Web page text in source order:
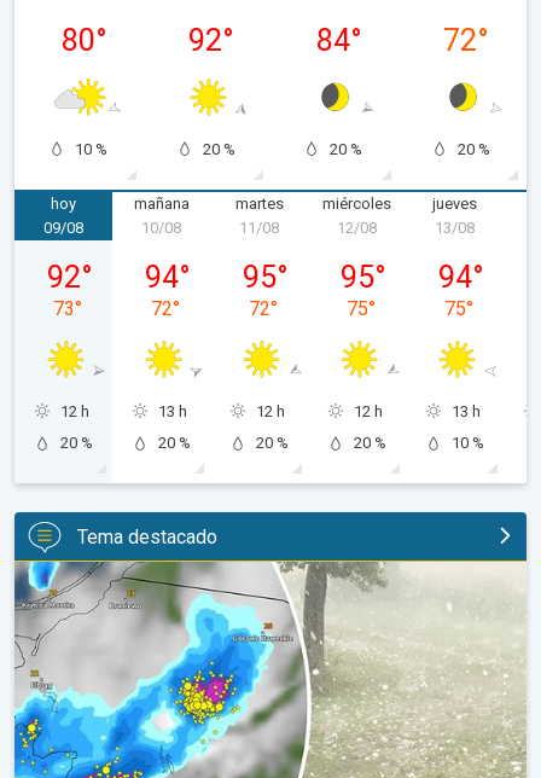
80°
10 %
92°
20 %
84°
20 %
72°
20 %
hoy
domingo, 09/08
09/08
92°
73°
12 h
20 %
mañana
10/08
94°
72°
13 h
20 %
martes
11/08
95°
72°
12 h
20 %
miércoles
miércoles, 12/08
12/08
95°
75°
12 h
20 %
jueves
13/08
94°
75°
13 h
10 %
Tema destacado
Granizo gigante en Polonia. Tormentas severas. . .